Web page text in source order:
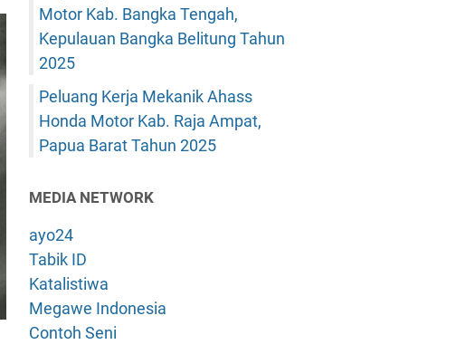
Motor Kab. Bangka Tengah,
Kepulauan Bangka Belitung Tahun
2025
Peluang Kerja Mekanik Ahass
Honda Motor Kab. Raja Ampat,
Papua Barat Tahun 2025
MEDIA NETWORK
ayo24
Tabik ID
Katalistiwa
Megawe Indonesia
Contoh Seni